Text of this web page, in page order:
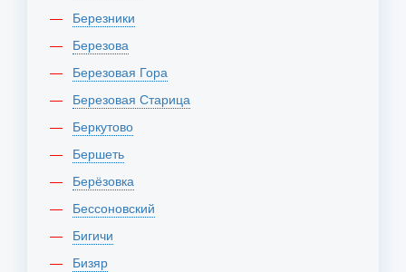
Березники
Березова
Березовая Гора
Березовая Старица
Беркутово
Бершеть
Берёзовка
Бессоновский
Бигичи
Бизяр